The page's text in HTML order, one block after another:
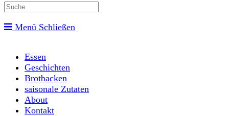
website
Menü Schließen
Essen
Geschichten
Brotbacken
saisonale Zutaten
About
Kontakt